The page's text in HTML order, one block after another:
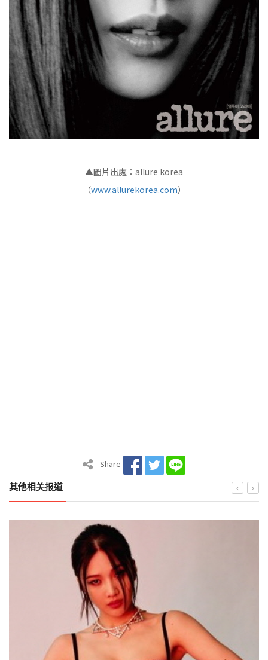
▲圖片出處：allure korea
（www.allurekorea.com）
Share
其他相关报道